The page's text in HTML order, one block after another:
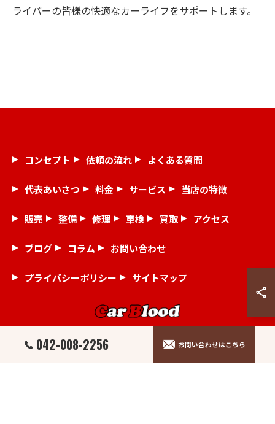
ライバーの皆様の快適なカーライフをサポートします。
042-008-2256 お問い合わせはこちら
コンセプト 依頼の流れ よくある質問
代表あいさつ 料金 サービス 当店の特徴
販売 整備 修理 車検 買取 アクセス
ブログ コラム お問い合わせ
プライバシーポリシー サイトマップ
© 2026 埼玉県狭山市の中古車ならCar Blood ALL RIGHTS RESERVED.